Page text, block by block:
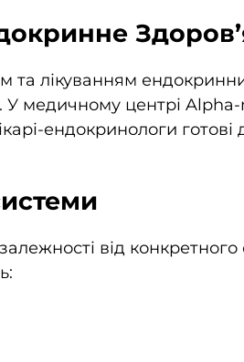
та лікуванням
медичному центрі
ендокринологи
від конкретного